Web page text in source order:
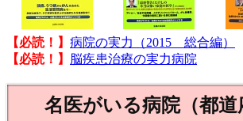
【必読！】 病院の実力（2015 総合編）
【必読！】
脳疾患治療の実力病院
名医がいる病院（都道